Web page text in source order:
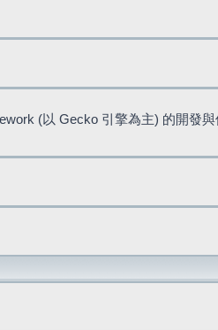
(以 Gecko 引擎為主) 的開發與